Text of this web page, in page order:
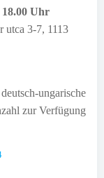
18.00 Uhr
utca 3-7, 1113
ungarische
zur Verfügung